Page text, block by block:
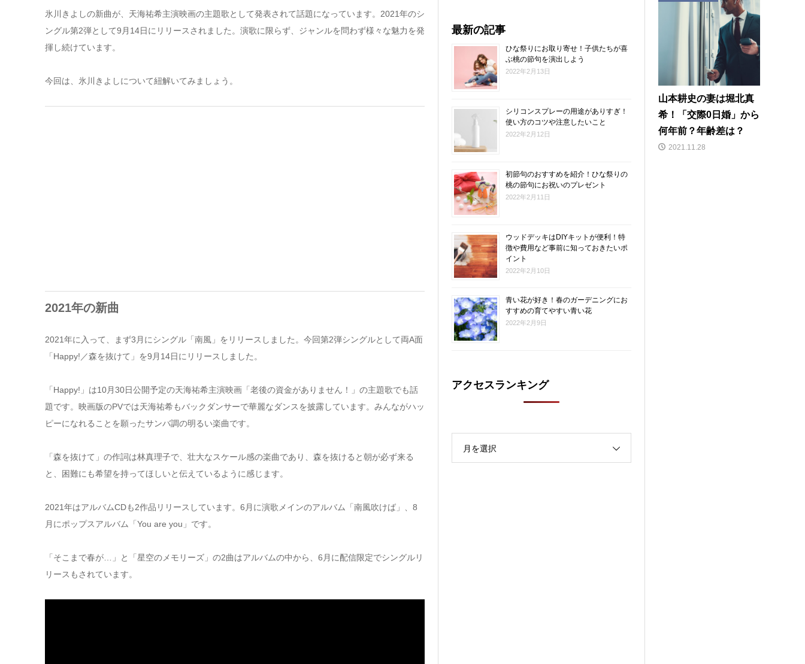
氷川きよしの新曲が、天海祐希主演映画の主題歌として発表されて話題になっています。2021年のシ
ングル第2弾として9月14日にリリースされました。演歌に限らず、ジャンルを問わず様々な魅力を発
揮し続けています。
今回は、氷川きよしについて紐解いてみましょう。
2021年の新曲
2021年に入って、まず3月にシングル「南風」をリリースしました。今回第2弾シングルとして両A面
「Happy!／森を抜けて」を9月14日にリリースしました。
「Happy!」は10月30日公開予定の天海祐希主演映画「老後の資金がありません！」の主題歌でも話
題です。映画版のPVでは天海祐希もバックダンサーで華麗なダンスを披露しています。みんながハッ
ピーになれることを願ったサンバ調の明るい楽曲です。
「森を抜けて」の作詞は林真理子で、壮大なスケール感の楽曲であり、森を抜けると朝が必ず来る
と、困難にも希望を持ってほしいと伝えているように感じます。
2021年はアルバムCDも2作品リリースしています。6月に演歌メインのアルバム「南風吹けば」、8
月にポップスアルバム「You are you」です。
「そこまで春が…」と「星空のメモリーズ」の2曲はアルバムの中から、6月に配信限定でシングルリ
リースもされています。
最新の記事
ひな祭りにお取り寄せ！子供たちが喜
ぶ桃の節句を演出しよう
2022年2月13日
シリコンスプレーの用途がありすぎ！
使い方のコツや注意したいこと
2022年2月12日
初節句のおすすめを紹介！ひな祭りの
桃の節句にお祝いのプレゼント
2022年2月11日
ウッドデッキはDIYキットが便利！特
徴や費用など事前に知っておきたいポ
イント
2022年2月10日
青い花が好き！春のガーデニングにお
すすめの育てやすい青い花
2022年2月9日
アクセスランキング
月を選択
山本耕史の妻は堀北真
希！「交際0日婚」から
何年前？年齢差は？
2021.11.28